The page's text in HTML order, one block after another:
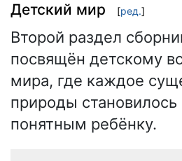
Детский мир [ред.]
Второй раздел
посвящён детскому
мира, где каждое
природы
понятным ребёнку.